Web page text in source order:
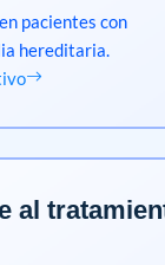
pacientes con
hereditaria.
al